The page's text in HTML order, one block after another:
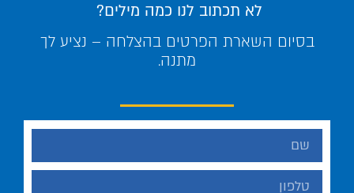
לא תכתוב לנו כמה מילים?
בסיום השארת הפרטים בהצלחה – נציע לך
מתנה.